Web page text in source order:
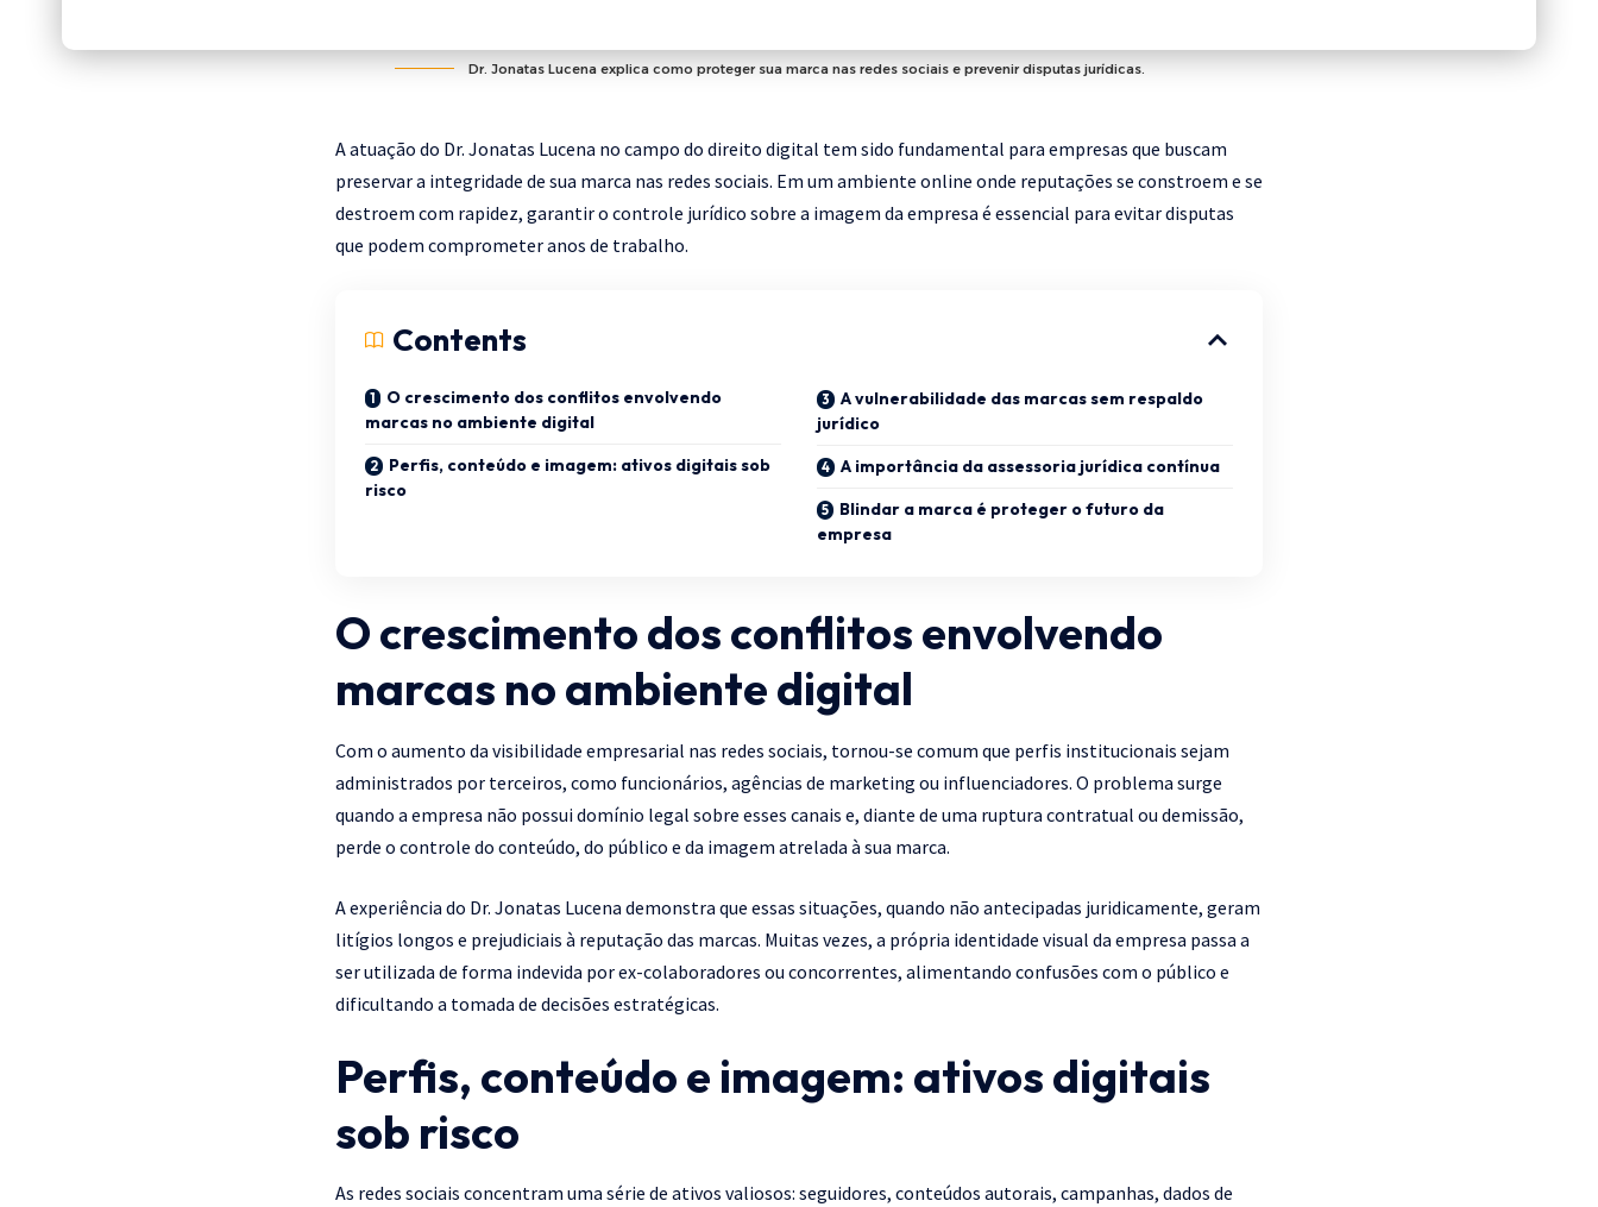
Dr. Jonatas Lucena explica como proteger sua marca nas redes sociais e prevenir disputas jurídicas.
A atuação do Dr. Jonatas Lucena no campo do direito digital tem sido fundamental para empresas que buscam
preservar a integridade de sua marca nas redes sociais. Em um ambiente online onde reputações se constroem e se
destroem com rapidez, garantir o controle jurídico sobre a imagem da empresa é essencial para evitar disputas
que podem comprometer anos de trabalho.
Contents
O crescimento dos conflitos envolvendo
marcas no ambiente digital
Perfis, conteúdo e imagem: ativos digitais sob
risco
A vulnerabilidade das marcas sem respaldo
jurídico
A importância da assessoria jurídica contínua
Blindar a marca é proteger o futuro da
empresa
O crescimento dos conflitos envolvendo
marcas no ambiente digital
Com o aumento da visibilidade empresarial nas redes sociais, tornou-se comum que perfis institucionais sejam
administrados por terceiros, como funcionários, agências de marketing ou influenciadores. O problema surge
quando a empresa não possui domínio legal sobre esses canais e, diante de uma ruptura contratual ou demissão,
perde o controle do conteúdo, do público e da imagem atrelada à sua marca.
A experiência do Dr. Jonatas Lucena demonstra que essas situações, quando não antecipadas juridicamente, geram
litígios longos e prejudiciais à reputação das marcas. Muitas vezes, a própria identidade visual da empresa passa a
ser utilizada de forma indevida por ex-colaboradores ou concorrentes, alimentando confusões com o público e
dificultando a tomada de decisões estratégicas.
Perfis, conteúdo e imagem: ativos digitais
sob risco
As redes sociais concentram uma série de ativos valiosos: seguidores, conteúdos autorais, campanhas, dados de